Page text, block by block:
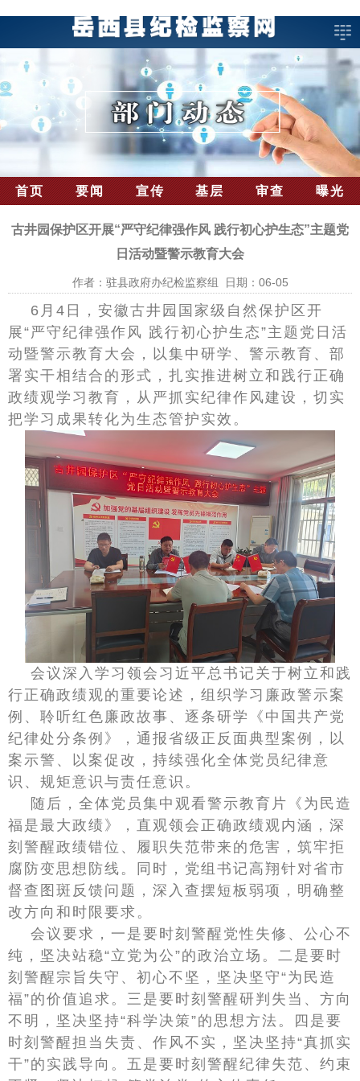
首页 要闻 宣传 基层 审查 曝光
古井园保护区开展“严守纪律强作风 践行初心护生态”主题党
日活动暨警示教育大会
作者：驻县政府办纪检监察组 日期：06-05
6月4日，安徽古井园国家级自然保护区开
展“严守纪律强作风 践行初心护生态”主题党日活
动暨警示教育大会，以集中研学、警示教育、部
署实干相结合的形式，扎实推进树立和践行正确
政绩观学习教育，从严抓实纪律作风建设，切实
把学习成果转化为生态管护实效。
会议深入学习领会习近平总书记关于树立和践
行正确政绩观的重要论述，组织学习廉政警示案
例、聆听红色廉政故事、逐条研学《中国共产党
纪律处分条例》，通报省级正反面典型案例，以
案示警、以案促改，持续强化全体党员纪律意
识、规矩意识与责任意识。
随后，全体党员集中观看警示教育片《为民造
福是最大政绩》，直观领会正确政绩观内涵，深
刻警醒政绩错位、履职失范带来的危害，筑牢拒
腐防变思想防线。同时，党组书记高翔针对省市
督查图斑反馈问题，深入查摆短板弱项，明确整
改方向和时限要求。
会议要求，一是要时刻警醒党性失修、公心不
纯，坚决站稳“立党为公”的政治立场。二是要时
刻警醒宗旨失守、初心不坚，坚决坚守“为民造
福”的价值追求。三是要时刻警醒研判失当、方向
不明，坚决坚持“科学决策”的思想方法。四是要
时刻警醒担当失责、作风不实，坚决坚持“真抓实
干”的实践导向。五是要时刻警醒纪律失范、约束